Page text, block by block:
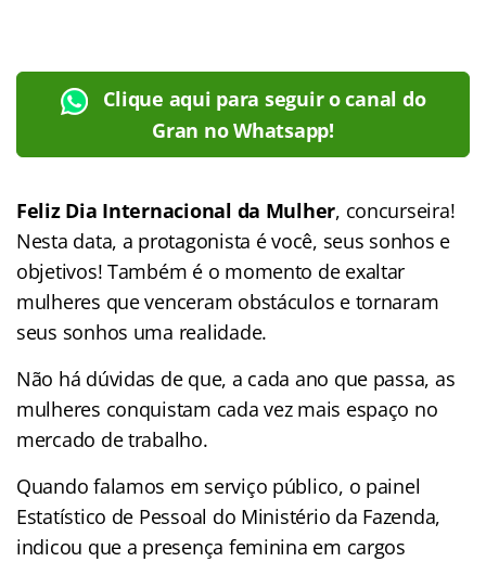
Clique aqui para seguir o canal do
Gran no Whatsapp!
Feliz Dia Internacional da Mulher, concurseira!
Nesta data, a protagonista é você, seus sonhos e
objetivos! Também é o momento de exaltar
mulheres que venceram obstáculos e tornaram
seus sonhos uma realidade.
Não há dúvidas de que, a cada ano que passa, as
mulheres conquistam cada vez mais espaço no
mercado de trabalho.
Quando falamos em serviço público, o painel
Estatístico de Pessoal do Ministério da Fazenda,
indicou que a presença feminina em cargos